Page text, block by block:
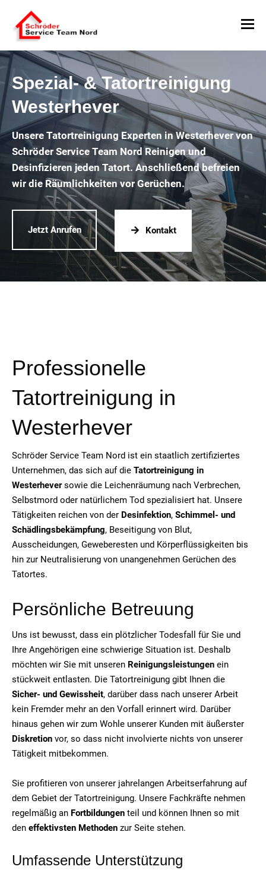
Spezial- & Tatortreinigung
Westerhever
Unsere Tatortreinigung Experten in Westerhever von
Schröder Service Team Nord Reinigen und
Desinfizieren jeden Tatort. Anschließend befreien
wir die Räumlichkeiten vor Gerüchen.
Jetzt Anrufen Kontakt
Professionelle
Tatortreinigung in
Westerhever
Schröder Service Team Nord ist ein staatlich zertifiziertes
Unternehmen, das sich auf die Tatortreinigung in
Westerheversowie die Leichenräumung nach Verbrechen,
Selbstmord oder natürlichem Tod spezialisiert hat. Unsere
Tätigkeiten reichen von der Desinfektion, Schimmel- und
Schädlingsbekämpfung, Beseitigung von Blut,
Ausscheidungen, Geweberesten und Körperflüssigkeiten bis
hin zur Neutralisierung von unangenehmen Gerüchen des
Tatortes.
Persönliche Betreuung
Uns ist bewusst, dass ein plötzlicher Todesfall für Sie und
Ihre Angehörigen eine schwierige Situation ist. Deshalb
möchten wir Sie mit unseren Reinigungsleistungen ein
stückweit entlasten. Die Tatortreinigung gibt Ihnen die
Sicher- und Gewissheit, darüber dass nach unserer Arbeit
kein Fremder mehr an den Vorfall erinnert wird. Darüber
hinaus gehen wir zum Wohle unserer Kunden mit äußerster
Diskretion vor, so dass nicht involvierte nichts von unserer
Tätigkeit mitbekommen.
Sie profitieren von unserer jahrelangen Arbeitserfahrung auf
dem Gebiet der Tatortreinigung. Unsere Fachkräfte nehmen
regelmäßig an Fortbildungen teil und können Ihnen so mit
den effektivsten Methoden zur Seite stehen.
Umfassende Unterstützung